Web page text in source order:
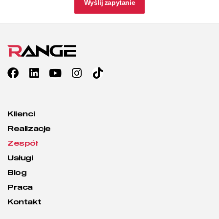
Wyślij zapytanie
Klienci
Realizacje
Zespół
Usługi
Blog
Praca
Kontakt